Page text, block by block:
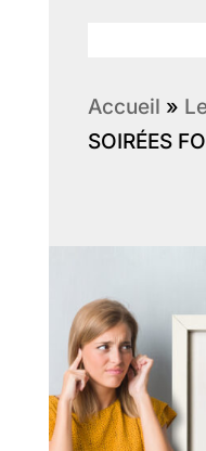
Accueil »
SOIRÉES